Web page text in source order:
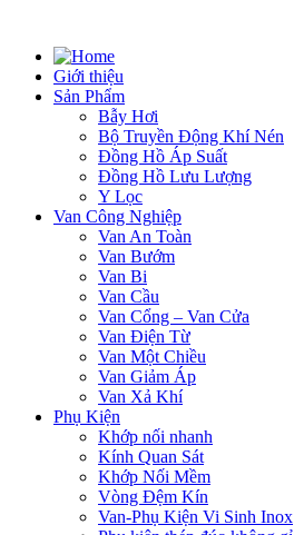
Giới thiệu
Sản Phẩm
Bẫy Hơi
Bộ Truyền Động Khí Nén
Đồng Hồ Áp Suất
Đồng Hồ Lưu Lượng
Y Lọc
Van Công Nghiệp
Van An Toàn
Van Bướm
Van Bi
Van Cầu
Van Cổng – Van Cửa
Van Điện Từ
Van Một Chiều
Van Giảm Áp
Van Xả Khí
Phụ Kiện
Khớp nối nhanh
Kính Quan Sát
Khớp Nối Mềm
Vòng Đệm Kín
Van-Phụ Kiện Vi Sinh Inox